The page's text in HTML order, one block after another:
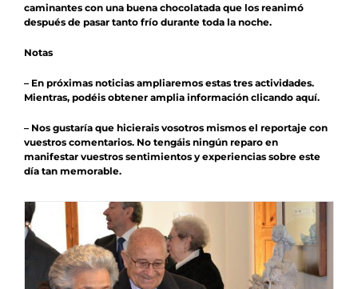
caminantes con una buena chocolatada que los reanimó
después de pasar tanto frío durante toda la noche.
Notas
– En próximas noticias ampliaremos estas tres actividades.
Mientras, podéis obtener amplia información clicando aquí.
– Nos gustaría que hicierais vosotros mismos el reportaje con
vuestros comentarios. No tengáis ningún reparo en
manifestar vuestros sentimientos y experiencias sobre este
día tan memorable.